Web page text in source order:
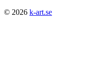
© 2026 k-art.se